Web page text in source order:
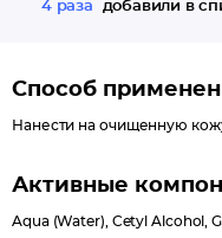
4 раза добавили в
Способ
Нанести на очищенную
Активные
Aqua (Water), Cetyl Alcohol,